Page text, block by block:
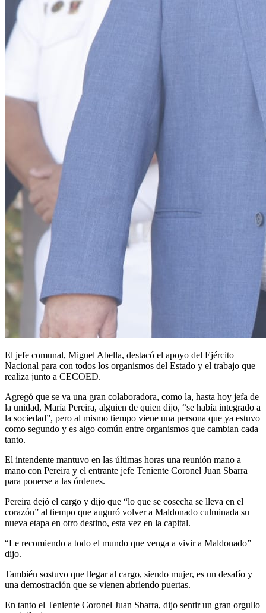
El jefe comunal, Miguel Abella, destacó el apoyo del Ejército
Nacional para con todos los organismos del Estado y el trabajo que
realiza junto a CECOED.
Agregó que se va una gran colaboradora, como la, hasta hoy jefa de
la unidad, María Pereira, alguien de quien dijo, “se había integrado a
la sociedad”, pero al mismo tiempo viene una persona que ya estuvo
como segundo y es algo común entre organismos que cambian cada
tanto.
El intendente mantuvo en las últimas horas una reunión mano a
mano con Pereira y el entrante jefe Teniente Coronel Juan Sbarra
para ponerse a las órdenes.
Pereira dejó el cargo y dijo que “lo que se cosecha se lleva en el
corazón” al tiempo que auguró volver a Maldonado culminada su
nueva etapa en otro destino, esta vez en la capital.
“Le recomiendo a todo el mundo que venga a vivir a Maldonado”
dijo.
También sostuvo que llegar al cargo, siendo mujer, es un desafío y
una demostración que se vienen abriendo puertas.
En tanto el Teniente Coronel Juan Sbarra, dijo sentir un gran orgullo